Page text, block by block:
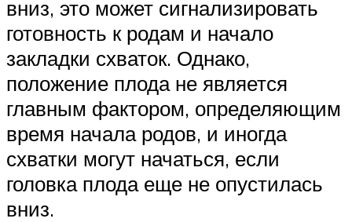
вниз, это может сигнализировать
готовность к родам и начало
закладки схваток. Однако,
положение плода не является
главным фактором, определяющим
время начала родов, и иногда
схватки могут начаться, если
головка плода еще не опустилась
вниз.